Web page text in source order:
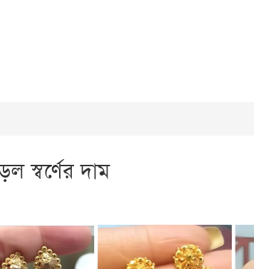
স্বর্ণের দাম